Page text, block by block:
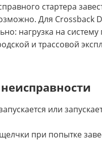
стартера
Для Crossback
нагрузка на систему
и трассовой
или
при попытке